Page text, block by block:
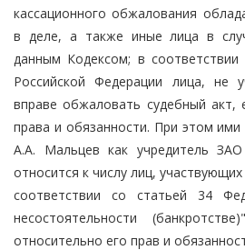
кассационного обжалования
в деле, а также иные лица в
данным Кодексом; в
Российской Федерации лица, не
вправе обжаловать судебный акт,
права и обязанности. При этом
А.А. Мальцев как учредитель ЗАО
относится к числу лиц,
соответствии со статьей 34
несостоятельности
относительно его прав и